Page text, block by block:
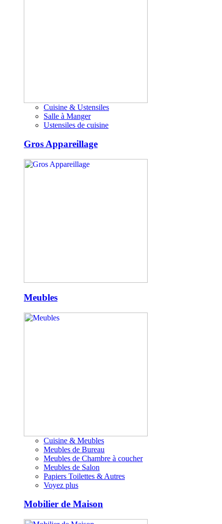
Cuisine & Ustensiles
Salle à Manger
Ustensiles de cuisine
Gros Appareillage
Meubles
Cuisine & Meubles
Meubles de Bureau
Meubles de Chambre à coucher
Meubles de Salon
Papiers Toilettes & Autres
Voyez plus
Mobilier de Maison